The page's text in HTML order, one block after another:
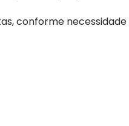
conforme necessidade